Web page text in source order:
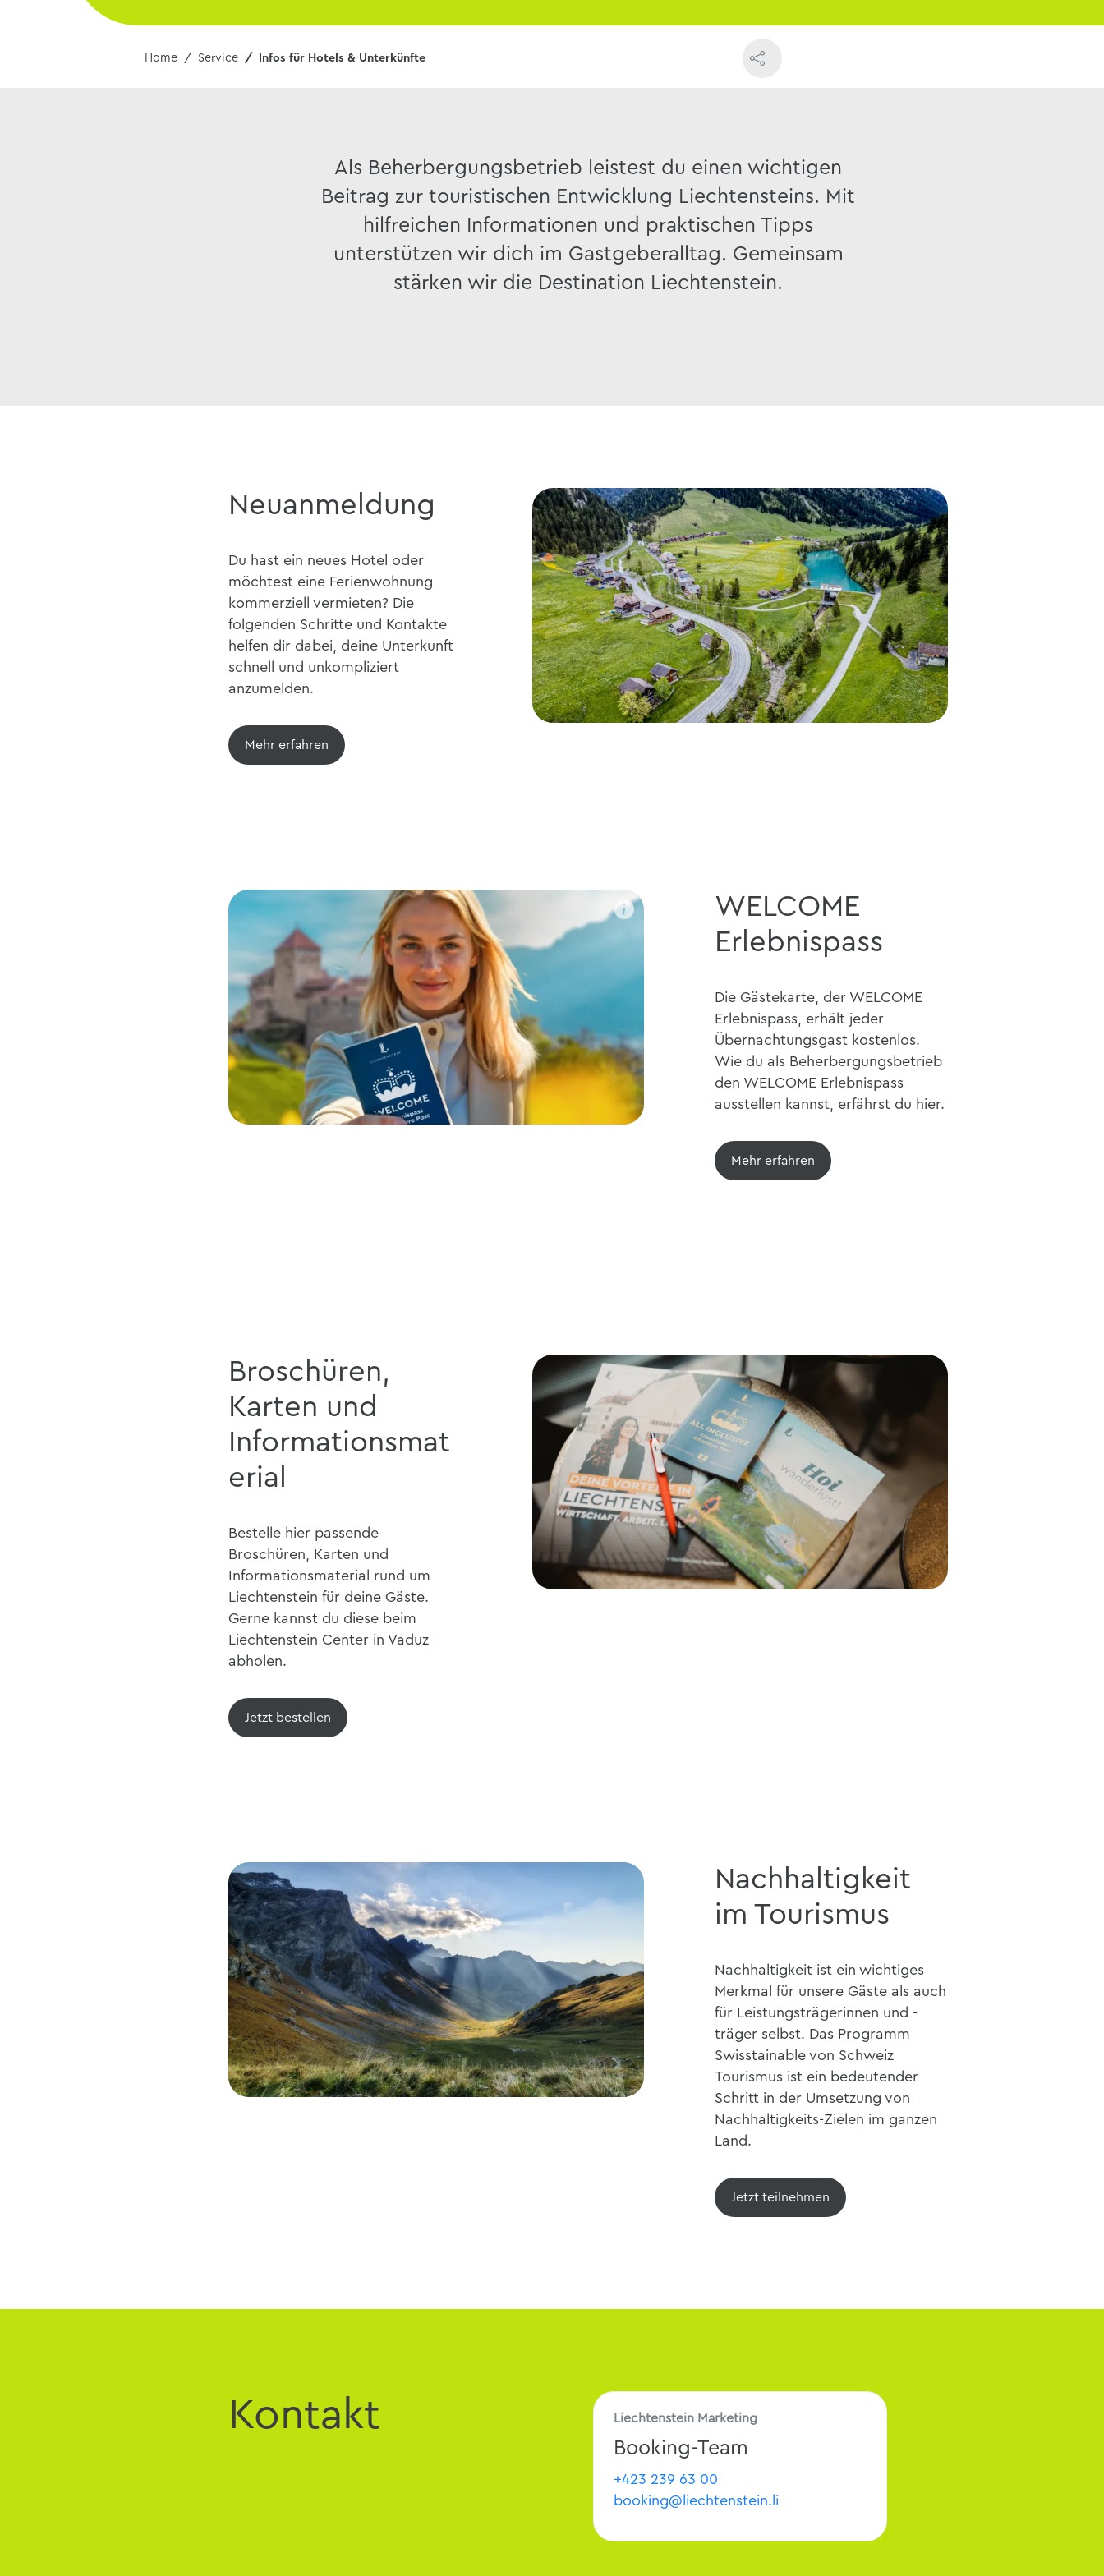
Home Service Infos für Hotels & Unterkünfte
Als Beherbergungsbetrieb leistest du einen wichtigen
Beitrag zur touristischen Entwicklung Liechtensteins. Mit
hilfreichen Informationen und praktischen Tipps
unterstützen wir dich im Gastgeberalltag. Gemeinsam
stärken wir die Destination Liechtenstein.
Neuanmeldung
Du hast ein neues Hotel oder
möchtest eine Ferienwohnung
kommerziell vermieten? Die
folgenden Schritte und Kontakte
helfen dir dabei, deine Unterkunft
schnell und unkompliziert
anzumelden.
Mehr erfahren
WELCOME
Erlebnispass
Die Gästekarte, der WELCOME
Erlebnispass, erhält jeder
Übernachtungsgast kostenlos.
Wie du als Beherbergungsbetrieb
den WELCOME Erlebnispass
ausstellen kannst, erfährst du hier.
Mehr erfahren
Broschüren,
Karten und
Informationsmat
erial
Bestelle hier passende
Broschüren, Karten und
Informationsmaterial rund um
Liechtenstein für deine Gäste.
Gerne kannst du diese beim
Liechtenstein Center in Vaduz
abholen.
Jetzt bestellen
Nachhaltigkeit
im Tourismus
Nachhaltigkeit ist ein wichtiges
Merkmal für unsere Gäste als auch
für Leistungsträgerinnen und -
träger selbst. Das Programm
Swisstainable von Schweiz
Tourismus ist ein bedeutender
Schritt in der Umsetzung von
Nachhaltigkeits-Zielen im ganzen
Land.
Jetzt teilnehmen
Kontakt Liechtenstein Marketing
Booking-Team
+423 239 63 00
booking@liechtenstein.li